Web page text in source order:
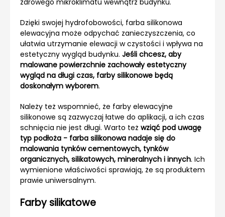
zdrowego mikroklimatu wewnątrz budynku.
Dzięki swojej hydrofobowości, farba silikonowa
elewacyjna może odpychać zanieczyszczenia, co
ułatwia utrzymanie elewacji w czystości i wpływa na
estetyczny wygląd budynku. Jeśli chcesz, aby
malowane powierzchnie zachowały estetyczny
wygląd na długi czas, farby silikonowe będą
doskonałym wyborem.
Należy też wspomnieć, że farby elewacyjne
silikonowe są zazwyczaj łatwe do aplikacji, a ich czas
schnięcia nie jest długi. Warto też wziąć pod uwagę
typ podłoża - farba silikonowa nadaje się do
malowania tynków cementowych, tynków
organicznych, silikatowych, mineralnych i innych. Ich
wymienione właściwości sprawiają, że są produktem
prawie uniwersalnym.
Farby silikatowe